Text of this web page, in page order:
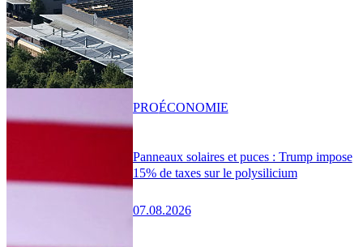
Panneaux solaires et puces : Trump impose
15% de taxes sur le polysilicium
07.08.2026
PROÉCONOMIE